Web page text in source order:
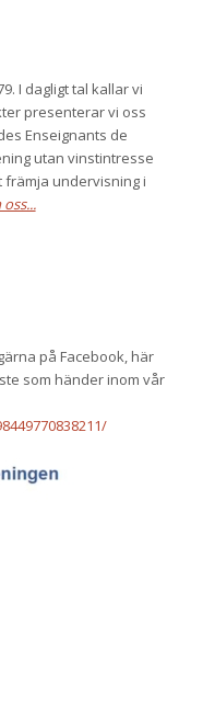
I dagligt tal kallar vi
presenterar vi oss
Enseignants de
utan vinstintresse
främja undervisning i
på Facebook, här
som händer inom vår